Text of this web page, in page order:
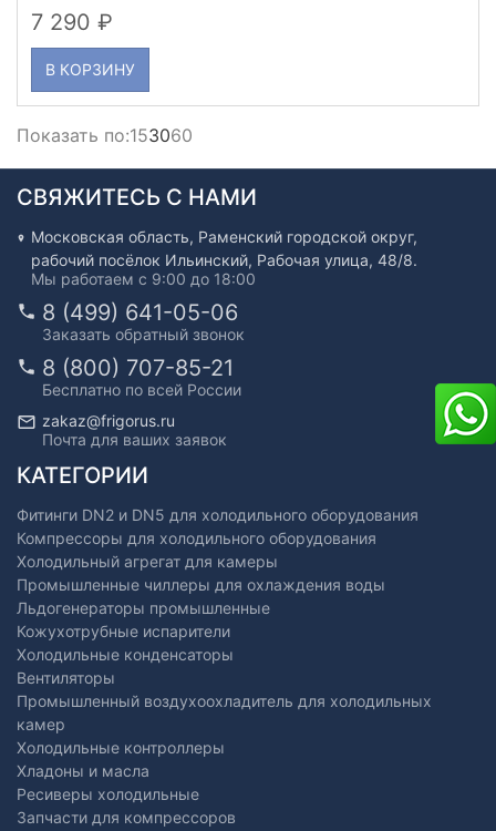
7 290
В КОРЗИНУ
Показать по:153060
СВЯЖИТЕСЬ С НАМИ
Московская область, Раменский городской округ,
рабочий посёлок Ильинский, Рабочая улица, 48/8.
Мы работаем с 9:00 до 18:00
8 (499) 641-05-06
Заказать обратный звонок
8 (800) 707-85-21
Бесплатно по всей России
zakaz@frigorus.ru
Почта для ваших заявок
КАТЕГОРИИ
Фитинги DN2 и DN5 для холодильного оборудования
Компрессоры для холодильного оборудования
Холодильный агрегат для камеры
Промышленные чиллеры для охлаждения воды
Льдогенераторы промышленные
Кожухотрубные испарители
Холодильные конденсаторы
Вентиляторы
Промышленный воздухоохладитель для холодильных
камер
Холодильные контроллеры
Хладоны и масла
Ресиверы холодильные
Запчасти для компрессоров